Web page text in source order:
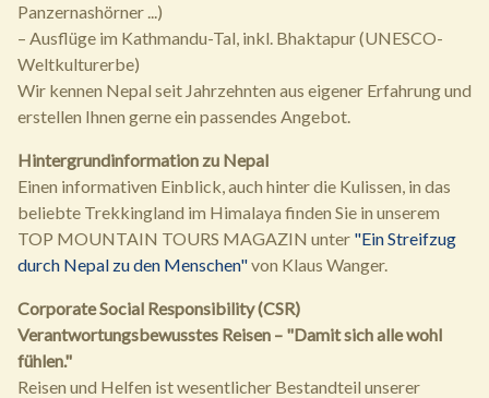
Panzernashörner ...)
– Ausflüge im Kathmandu-Tal, inkl. Bhaktapur (UNESCO-
Weltkulturerbe)
Wir kennen Nepal seit Jahrzehnten aus eigener Erfahrung und
erstellen Ihnen gerne ein passendes Angebot.
Hintergrundinformation zu Nepal
Einen informativen Einblick, auch hinter die Kulissen, in das
beliebte Trekkingland im Himalaya finden Sie in unserem
TOP MOUNTAIN TOURS MAGAZIN unter "Ein Streifzug
durch Nepal zu den Menschen"von Klaus Wanger.
Corporate Social Responsibility (CSR)
Verantwortungsbewusstes Reisen – "Damit sich alle wohl
fühlen."
Reisen und Helfen ist wesentlicher Bestandteil unserer